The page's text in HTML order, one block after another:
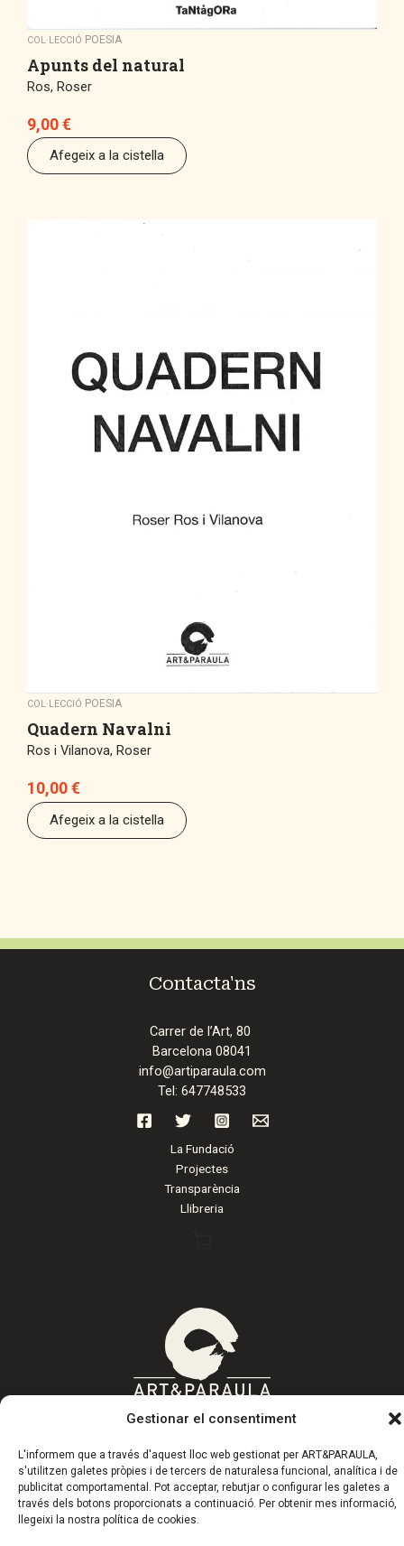
Gestionar el consentiment
L'informem que a través d'aquest lloc web gestionat per ART&PARAULA,
s'utilitzen galetes pròpies i de tercers de naturalesa funcional, analítica i de
publicitat comportamental. Pot acceptar, rebutjar o configurar les galetes a
través dels botons proporcionats a continuació. Per obtenir mes informació,
llegeixi la nostra política de cookies.
COL·LECCIÓ POESIA
Apunts del natural
Ros, Roser
9,00€
Afegeix a la cistella
COL·LECCIÓ POESIA
Quadern Navalni
Ros i Vilanova, Roser
10,00€
Afegeix a la cistella
Contacta'ns
Carrer de l’Art, 80
Barcelona 08041
info@artiparaula.com
Tel: 647748533
La Fundació
Projectes
Transparència
Llibreria
Copyright © 2026 | Fundació Art&Paraula